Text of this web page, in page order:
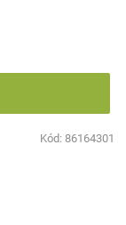
Kód: 86164301